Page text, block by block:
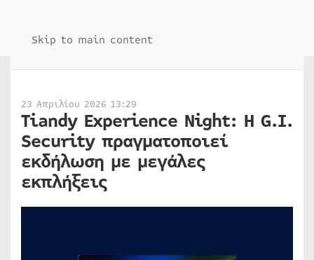
Skip to main content
23 Απριλίου 2026 13:29
Tiandy Experience Night: Η G.I.
Security πραγματοποιεί
εκδήλωση με μεγάλες
εκπλήξεις